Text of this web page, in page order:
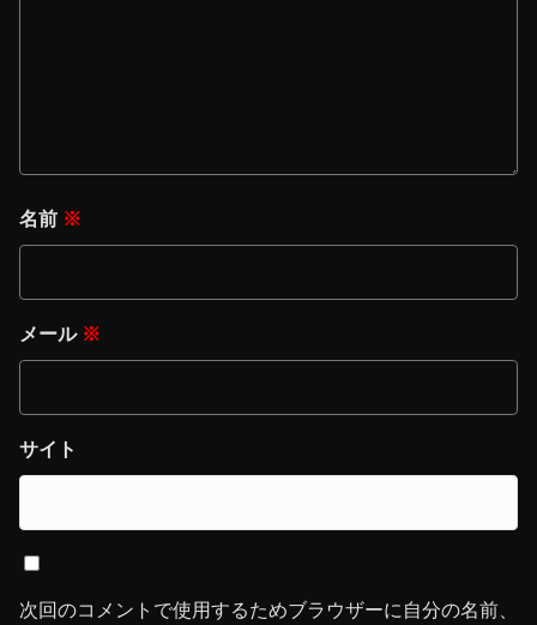
名前 ※
メール ※
サイト
次回のコメントで使用するためブラウザーに自分の名前、